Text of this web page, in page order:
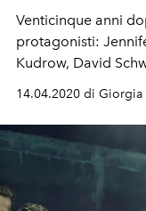
Venticinque anni
protagonisti:
Kudrow, David
Perry vanno online
14.04.2020 di Giorgia